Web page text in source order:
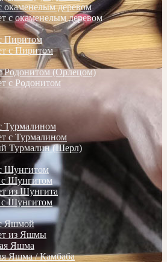
окаменелым деревом
с окаменелым деревом
Пиритом
с Пиритом
Родонитом (Орлецом)
с Родонитом
Турмалином
с Турмалином
Турмалин (Шерл)
Шунгитом
с Шунгитом
из Шунгита
с Шунгитом
Яшмой
из Яшмы
Яшма
Яшма / Камбаба